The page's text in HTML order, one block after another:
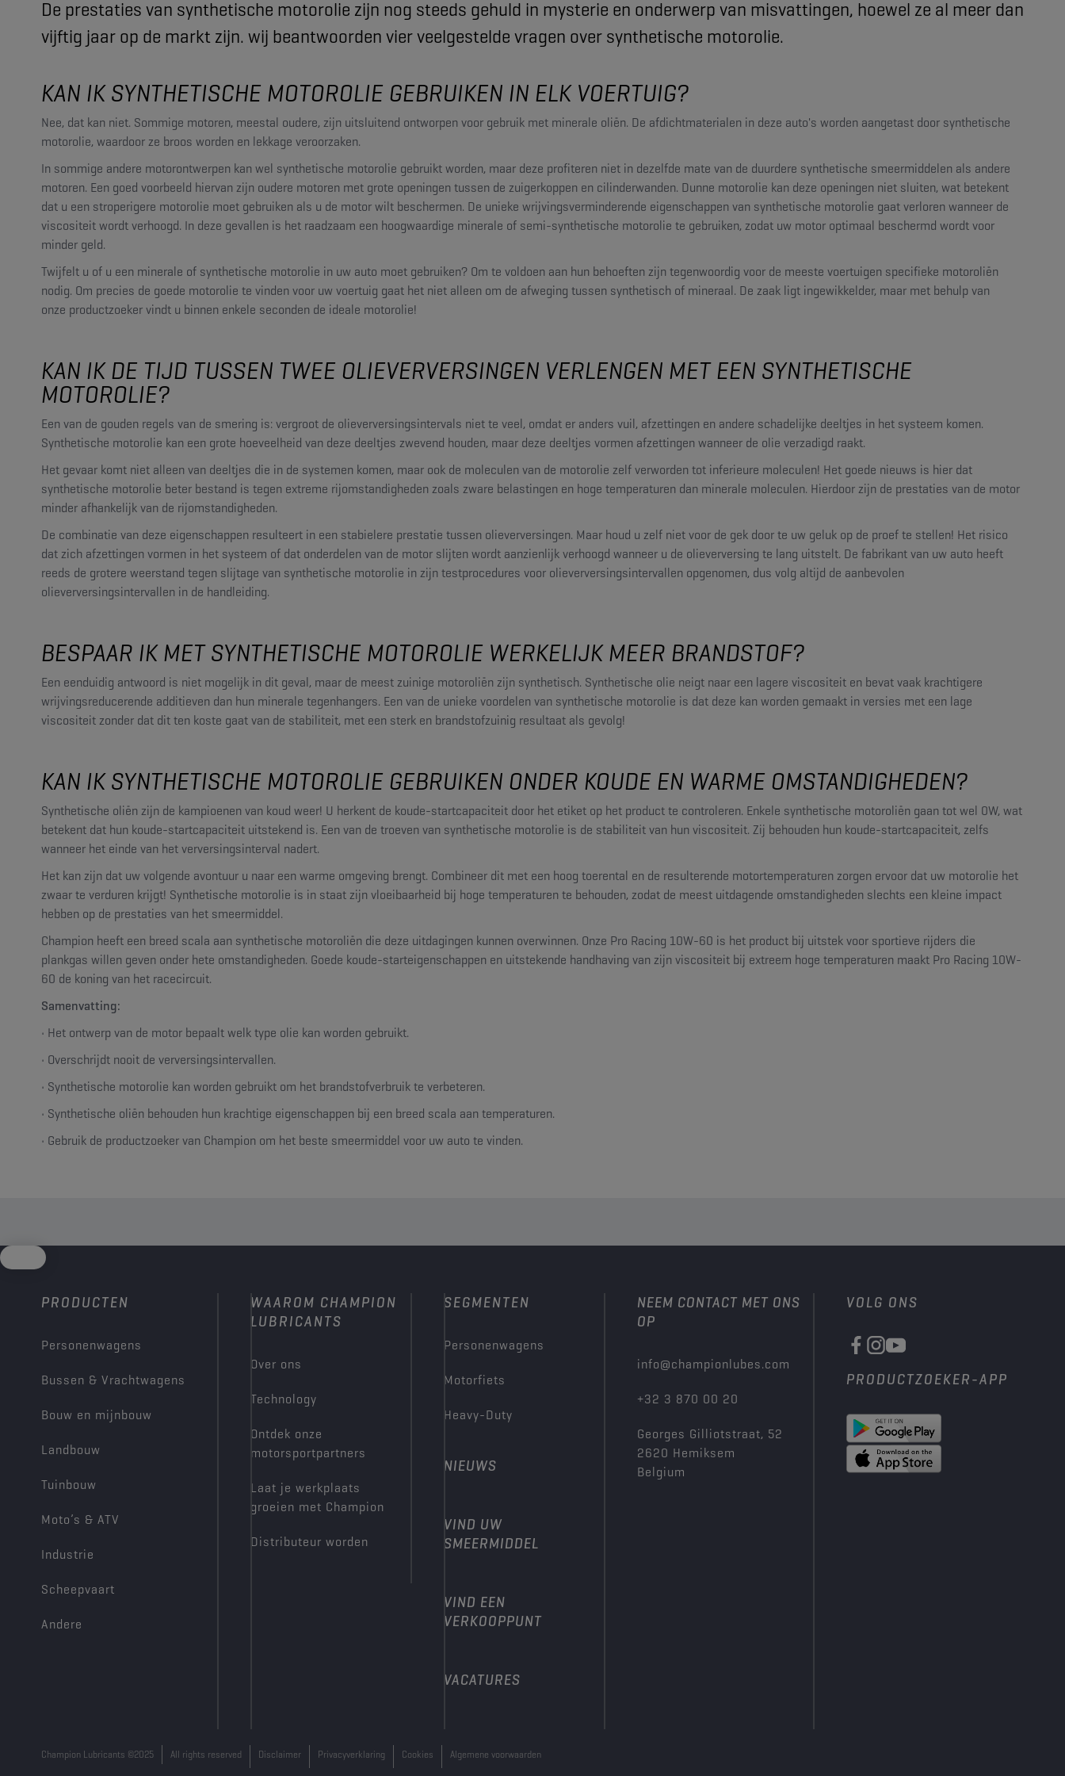
De prestaties van synthetische motorolie zijn nog steeds gehuld in mysterie en onderwerp van misvattingen, hoewel ze al meer dan
vijftig jaar op de markt zijn. wij beantwoorden vier veelgestelde vragen over synthetische motorolie.
KAN IK SYNTHETISCHE MOTOROLIE GEBRUIKEN IN ELK VOERTUIG?
Nee, dat kan niet. Sommige motoren, meestal oudere, zijn uitsluitend ontworpen voor gebruik met minerale oliën. De afdichtmaterialen in deze auto's worden aangetast door synthetische
motorolie, waardoor ze broos worden en lekkage veroorzaken.
In sommige andere motorontwerpen kan wel synthetische motorolie gebruikt worden, maar deze profiteren niet in dezelfde mate van de duurdere synthetische smeermiddelen als andere
motoren. Een goed voorbeeld hiervan zijn oudere motoren met grote openingen tussen de zuigerkoppen en cilinderwanden. Dunne motorolie kan deze openingen niet sluiten, wat betekent
dat u een stroperigere motorolie moet gebruiken als u de motor wilt beschermen. De unieke wrijvingsverminderende eigenschappen van synthetische motorolie gaat verloren wanneer de
viscositeit wordt verhoogd. In deze gevallen is het raadzaam een hoogwaardige minerale of semi-synthetische motorolie te gebruiken, zodat uw motor optimaal beschermd wordt voor
minder geld.
Twijfelt u of u een minerale of synthetische motorolie in uw auto moet gebruiken? Om te voldoen aan hun behoeften zijn tegenwoordig voor de meeste voertuigen specifieke motoroliën
nodig. Om precies de goede motorolie te vinden voor uw voertuig gaat het niet alleen om de afweging tussen synthetisch of mineraal. De zaak ligt ingewikkelder, maar met behulp van
onze productzoeker vindt u binnen enkele seconden de ideale motorolie!
KAN IK DE TIJD TUSSEN TWEE OLIEVERVERSINGEN VERLENGEN MET EEN SYNTHETISCHE
MOTOROLIE?
Een van de gouden regels van de smering is: vergroot de olieverversingsintervals niet te veel, omdat er anders vuil, afzettingen en andere schadelijke deeltjes in het systeem komen.
Synthetische motorolie kan een grote hoeveelheid van deze deeltjes zwevend houden, maar deze deeltjes vormen afzettingen wanneer de olie verzadigd raakt.
Het gevaar komt niet alleen van deeltjes die in de systemen komen, maar ook de moleculen van de motorolie zelf verworden tot inferieure moleculen! Het goede nieuws is hier dat
synthetische motorolie beter bestand is tegen extreme rijomstandigheden zoals zware belastingen en hoge temperaturen dan minerale moleculen. Hierdoor zijn de prestaties van de motor
minder afhankelijk van de rijomstandigheden.
De combinatie van deze eigenschappen resulteert in een stabielere prestatie tussen olieverversingen. Maar houd u zelf niet voor de gek door te uw geluk op de proef te stellen! Het risico
dat zich afzettingen vormen in het systeem of dat onderdelen van de motor slijten wordt aanzienlijk verhoogd wanneer u de olieverversing te lang uitstelt. De fabrikant van uw auto heeft
reeds de grotere weerstand tegen slijtage van synthetische motorolie in zijn testprocedures voor olieverversingsintervallen opgenomen, dus volg altijd de aanbevolen
olieverversingsintervallen in de handleiding.
BESPAAR IK MET SYNTHETISCHE MOTOROLIE WERKELIJK MEER BRANDSTOF?
Een eenduidig antwoord is niet mogelijk in dit geval, maar de meest zuinige motoroliën zijn synthetisch. Synthetische olie neigt naar een lagere viscositeit en bevat vaak krachtigere
wrijvingsreducerende additieven dan hun minerale tegenhangers. Een van de unieke voordelen van synthetische motorolie is dat deze kan worden gemaakt in versies met een lage
viscositeit zonder dat dit ten koste gaat van de stabiliteit, met een sterk en brandstofzuinig resultaat als gevolg!
KAN IK SYNTHETISCHE MOTOROLIE GEBRUIKEN ONDER KOUDE EN WARME OMSTANDIGHEDEN?
Synthetische oliën zijn de kampioenen van koud weer! U herkent de koude-startcapaciteit door het etiket op het product te controleren. Enkele synthetische motoroliën gaan tot wel 0W, wat
betekent dat hun koude-startcapaciteit uitstekend is. Een van de troeven van synthetische motorolie is de stabiliteit van hun viscositeit. Zij behouden hun koude-startcapaciteit, zelfs
wanneer het einde van het verversingsinterval nadert.
Het kan zijn dat uw volgende avontuur u naar een warme omgeving brengt. Combineer dit met een hoog toerental en de resulterende motortemperaturen zorgen ervoor dat uw motorolie het
zwaar te verduren krijgt! Synthetische motorolie is in staat zijn vloeibaarheid bij hoge temperaturen te behouden, zodat de meest uitdagende omstandigheden slechts een kleine impact
hebben op de prestaties van het smeermiddel.
Champion heeft een breed scala aan synthetische motoroliën die deze uitdagingen kunnen overwinnen. Onze Pro Racing 10W-60 is het product bij uitstek voor sportieve rijders die
plankgas willen geven onder hete omstandigheden. Goede koude-starteigenschappen en uitstekende handhaving van zijn viscositeit bij extreem hoge temperaturen maakt Pro Racing 10W-
60 de koning van het racecircuit.
Samenvatting:
• Het ontwerp van de motor bepaalt welk type olie kan worden gebruikt.
• Overschrijdt nooit de verversingsintervallen.
• Synthetische motorolie kan worden gebruikt om het brandstofverbruik te verbeteren.
• Synthetische oliën behouden hun krachtige eigenschappen bij een breed scala aan temperaturen.
• Gebruik de productzoeker van Champion om het beste smeermiddel voor uw auto te vinden.
PRODUCTEN
Personenwagens
Bussen & Vrachtwagens
Bouw en mijnbouw
Landbouw
Tuinbouw
Moto’s & ATV
Industrie
Scheepvaart
Andere
WAAROM CHAMPION
LUBRICANTS
Over ons
Technology
Ontdek onze
motorsportpartners
Laat je werkplaats
groeien met Champion
Distributeur worden
SEGMENTEN
Personenwagens
Motorfiets
Heavy-Duty
NIEUWS
VIND UW
SMEERMIDDEL
VIND EEN
VERKOOPPUNT
VACATURES
NEEM CONTACT MET ONS
OP
info@championlubes.com
+32 3 870 00 20
Georges Gilliotstraat, 52
2620 Hemiksem
Belgium
VOLG ONS
PRODUCTZOEKER-APP
Champion Lubricants ©2025 All rights reserved Disclaimer Privacyverklaring Cookies Algemene voorwaarden